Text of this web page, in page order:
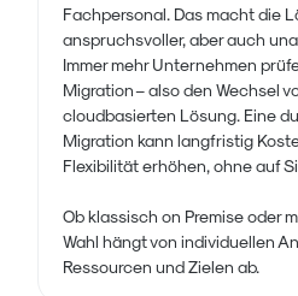
Fachpersonal. Das macht die
anspruchsvoller, aber auch
Immer mehr Unternehmen
Migration – also den Wechsel
cloudbasierten Lösung. Eine
Migration kann langfristig
Flexibilität erhöhen, ohne auf
Ob klassisch on Premise oder
Wahl hängt von individuellen
Ressourcen und Zielen ab.